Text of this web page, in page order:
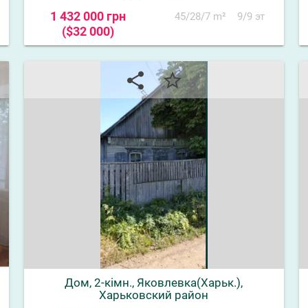
1 432 000 грн
($32 000)
45/28/7 m² 9/9 эт
share star_border
Дом, 2-кімн., Яковлевка(Харьк.),
Харьковский район